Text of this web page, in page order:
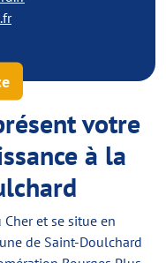
votre
à la
et se situe en
de Saint-Doulchard